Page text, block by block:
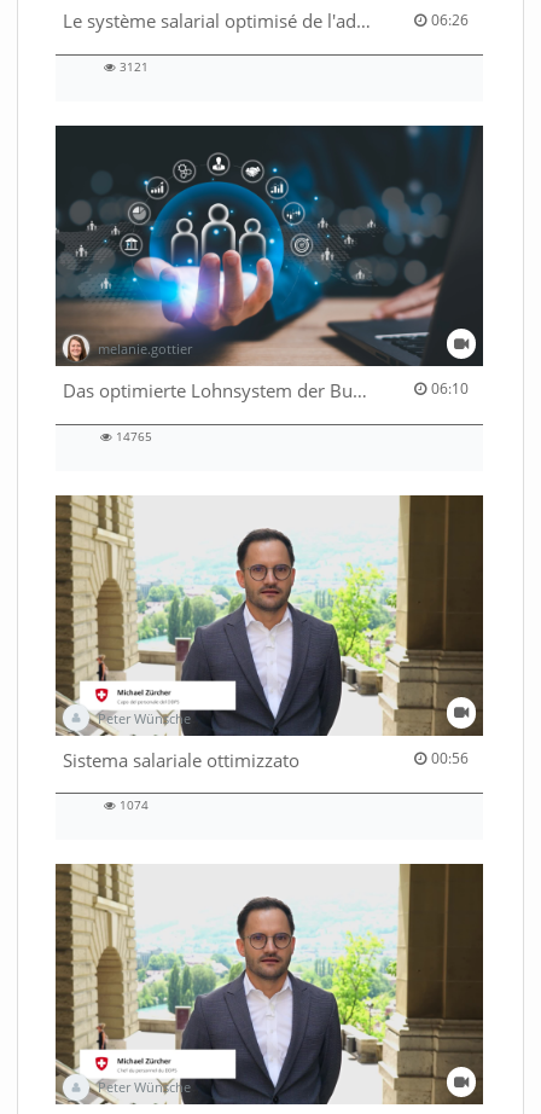
Le système salarial optimisé de l'administration fédérale 06:26
06:26 duration
3121
melanie.gottier
Das optimierte Lohnsystem der Bundesverwaltung 06:10
06:10 duration
14765
Peter Wünsche
Sistema salariale ottimizzato 00:56
00:56 duration
1074
Peter Wünsche